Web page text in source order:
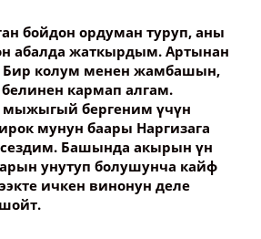
бойдон ордуман туруп, аны
абалда жаткырдым. Артынан
Бир колум менен жамбашын,
кармап алгам.
бергеним үчүн
мунун баары Наргизага
Башында акырын үн
унутуп болушунча кайф
ичкен винонун деле